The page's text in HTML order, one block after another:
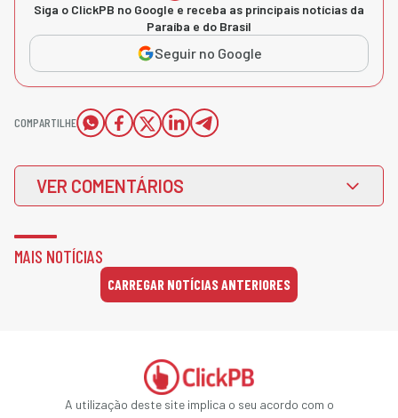
Siga o ClickPB no Google e receba as principais notícias da
Paraíba e do Brasil
Seguir no Google
COMPARTILHE
VER COMENTÁRIOS
MAIS NOTÍCIAS
CARREGAR NOTÍCIAS ANTERIORES
A utilização deste site implica o seu acordo com o